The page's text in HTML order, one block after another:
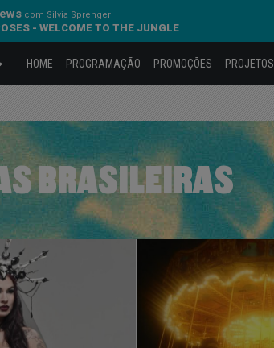
com Silvia Sprenger
- WELCOME TO THE JUNGLE
HOME PROGRAMAÇÃO PROMOÇÕES PROJETOS
BRASILEIRAS